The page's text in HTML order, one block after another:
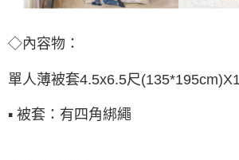
◇內容物：
單人薄被套4.5x6.5尺(135*195cm)X1
▪ 被套：有四角綁繩